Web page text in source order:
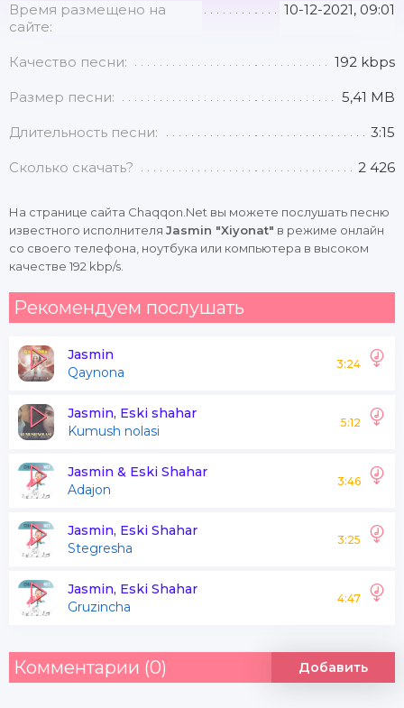
Время размещено на
сайте:
10-12-2021, 09:01
Качество песни: 192 kbps
Размер песни: 5,41 MB
Длительность песни: 3:15
Сколько скачать? 2 426
На странице сайта Chaqqon.Net вы можете послушать песню
известного исполнителя Jasmin "Xiyonat" в режиме онлайн
со своего телефона, ноутбука или компьютера в высоком
качестве 192 kbp/s.
Рекомендуем послушать
Jasmin
Qaynona
3:24
Jasmin, Eski shahar
Kumush nolasi
5:12
Jasmin & Eski Shahar
Adajon
3:46
Jasmin, Eski Shahar
Stegresha
3:25
Jasmin, Eski Shahar
Gruzincha
4:47
Комментарии (0) Добавить